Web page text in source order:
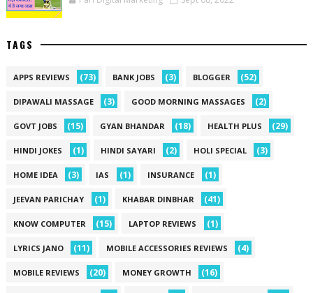
TAGS
APPS REVIEWS (73) BANK JOBS (3) BLOGGER (52)
DIPAWALI MASSAGE (3) GOOD MORNING MASSAGES (2)
GOVT JOBS (15) GYAN BHANDAR (18) HEALTH PLUS (29)
HINDI JOKES (1) HINDI SAYARI (2) HOLI SPECIAL (3)
HOME IDEA (3) IAS (1) INSURANCE (1)
JEEVAN PARICHAY (1) KHABAR DINBHAR (41)
KNOW COMPUTER (15) LAPTOP REVIEWS (1)
LYRICS JANO (11) MOBILE ACCESSORIES REVIEWS (4)
MOBILE REVIEWS (20) MONEY GROWTH (16)